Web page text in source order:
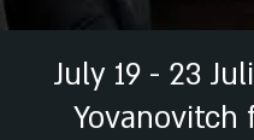
July 19 - 23
Yovanovitch